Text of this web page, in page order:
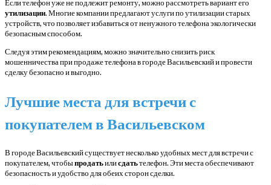
Если телефон уже не подлежит ремонту, можно рассмотреть вариант его
утилизации. Многие компании предлагают услуги по утилизации старых
устройств, что позволяет избавиться от ненужного телефона экологически
безопасным способом.
Следуя этим рекомендациям, можно значительно снизить риск
мошенничества при продаже телефона в городе Васильевский и провести
сделку безопасно и выгодно.
Лучшие места для встречи с
покупателем в Васильевском
В городе Васильевский существует несколько удобных мест для встречи с
покупателем, чтобыпродатьилисдатьтелефон. Эти места обеспечивают
безопасность и удобство для обеих сторон сделки.